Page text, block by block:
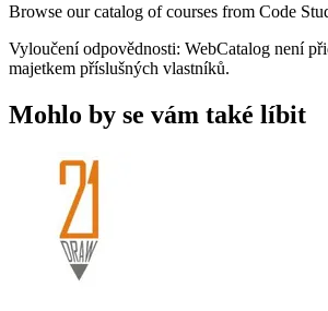
Browse our catalog of courses from Code
Vyloučení odpovědnosti: WebCatalog není
majetkem příslušných vlastníků.
Mohlo by se vám také líbit